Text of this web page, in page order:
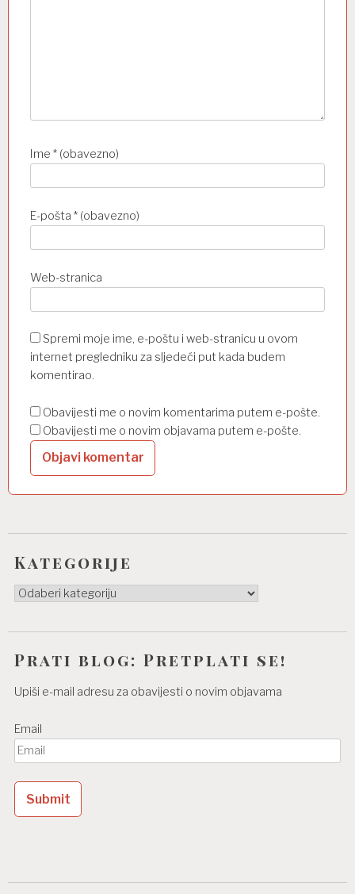
Ime * (obavezno)
E-pošta * (obavezno)
Web-stranica
Spremi moje ime, e-poštu i web-stranicu u ovom
internet pregledniku za sljedeći put kada budem
komentirao.
Obavijesti me o novim komentarima putem e-pošte.
Obavijesti me o novim objavama putem e-pošte.
Kategorije
Kategorije
Prati blog: Pretplati se!
Upiši e-mail adresu za obavijesti o novim objavama
Email